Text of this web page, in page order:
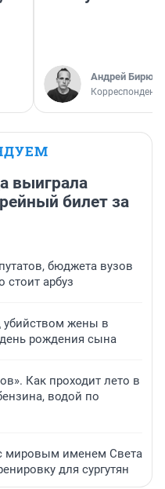
Андрей
Корреспондент
выиграла
билет за
бюджета вузов
стоит арбуз
убийством жены в
день рождения сына
Как проходит лето в
водой по
мировым именем Света
для сургутян